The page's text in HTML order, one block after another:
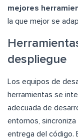
mejores
la que mejor se
despliegue
Los equipos de
herramientas se
adecuada de
entornos,
entrega del código.